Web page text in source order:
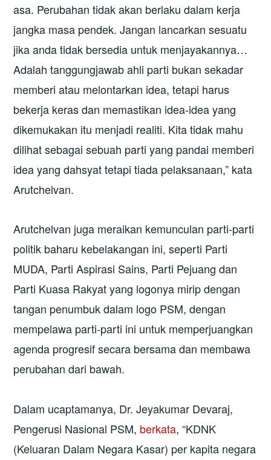
asa. Perubahan tidak akan berlaku dalam kerja
jangka masa pendek. Jangan lancarkan sesuatu
jika anda tidak bersedia untuk menjayakannya…
Adalah tanggungjawab ahli parti bukan sekadar
memberi atau melontarkan idea, tetapi harus
bekerja keras dan memastikan idea-idea yang
dikemukakan itu menjadi realiti. Kita tidak mahu
dilihat sebagai sebuah parti yang pandai memberi
idea yang dahsyat tetapi tiada pelaksanaan,” kata
Arutchelvan.
Arutchelvan juga meraikan kemunculan parti-parti
politik baharu kebelakangan ini, seperti Parti
MUDA, Parti Aspirasi Sains, Parti Pejuang dan
Parti Kuasa Rakyat yang logonya mirip dengan
tangan penumbuk dalam logo PSM, dengan
mempelawa parti-parti ini untuk memperjuangkan
agenda progresif secara bersama dan membawa
perubahan dari bawah.
Dalam ucaptamanya, Dr. Jeyakumar Devaraj,
Pengerusi Nasional PSM, berkata, “KDNK
(Keluaran Dalam Negara Kasar) per kapita negara